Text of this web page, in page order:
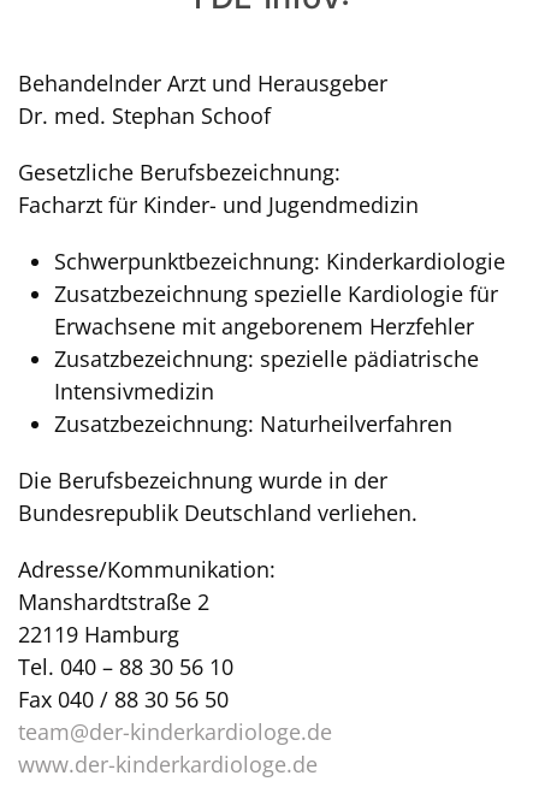
Behandelnder Arzt und Herausgeber
Dr. med. Stephan Schoof
Gesetzliche Berufsbezeichnung:
Facharzt für Kinder- und Jugendmedizin
Schwerpunktbezeichnung: Kinderkardiologie
Zusatzbezeichnung spezielle Kardiologie für
Erwachsene mit angeborenem Herzfehler
Zusatzbezeichnung: spezielle pädiatrische
Intensivmedizin
Zusatzbezeichnung: Naturheilverfahren
Die Berufsbezeichnung wurde in der
Bundesrepublik Deutschland verliehen.
Adresse/Kommunikation:
Manshardtstraße 2
22119 Hamburg
Tel. 040 – 88 30 56 10
Fax 040 / 88 30 56 50
team@der-kinderkardiologe.de
www.der-kinderkardiologe.de